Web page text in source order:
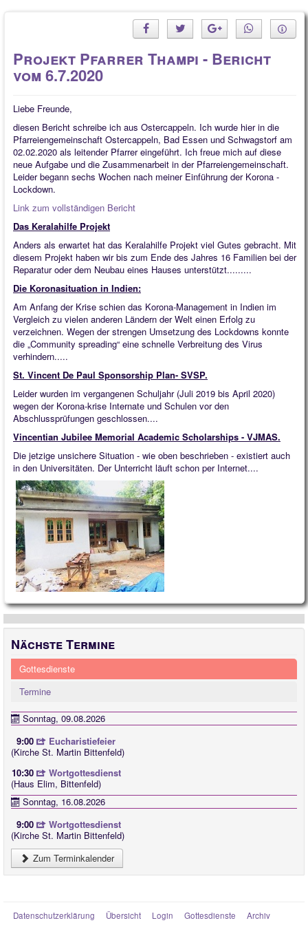
Projekt Pfarrer Thampi - Bericht
vom 6.7.2020
Liebe Freunde,
diesen Bericht schreibe ich aus Ostercappeln. Ich wurde hier in die
Pfarreiengemeinschaft Ostercappeln, Bad Essen und Schwagstorf am
02.02.2020 als leitender Pfarrer eingeführt. Ich freue mich auf diese
neue Aufgabe und die Zusammenarbeit in der Pfarreiengemeinschaft.
Leider begann sechs Wochen nach meiner Einführung der Korona -
Lockdown.
Link zum vollständigen Bericht
Das Keralahilfe Projekt
Anders als erwartet hat das Keralahilfe Projekt viel Gutes gebracht. Mit
diesem Projekt haben wir bis zum Ende des Jahres 16 Familien bei der
Reparatur oder dem Neubau eines Hauses unterstützt.........
Die Koronasituation in Indien:
Am Anfang der Krise schien das Korona-Management in Indien im
Vergleich zu vielen anderen Ländern der Welt einen Erfolg zu
verzeichnen. Wegen der strengen Umsetzung des Lockdowns konnte
die „Community spreading“ eine schnelle Verbreitung des Virus
verhindern.....
St. Vincent De Paul Sponsorship Plan- SVSP.
Leider wurden im vergangenen Schuljahr (Juli 2019 bis April 2020)
wegen der Korona-krise Internate und Schulen vor den
Abschlussprüfungen geschlossen....
Vincentian Jubilee Memorial Academic Scholarships - VJMAS.
Die jetzige unsichere Situation - wie oben beschrieben - existiert auch
in den Universitäten. Der Unterricht läuft schon per Internet....
Nächste Termine
Gottesdienste
Termine
Sonntag, 09.08.2026
9:00
Eucharistiefeier
(Kirche St. Martin Bittenfeld)
10:30
Wortgottesdienst
(Haus Elim, Bittenfeld)
Sonntag, 16.08.2026
9:00
Wortgottesdienst
(Kirche St. Martin Bittenfeld)
Zum Terminkalender
Datenschutzerklärung Übersicht Login Gottesdienste
Archiv